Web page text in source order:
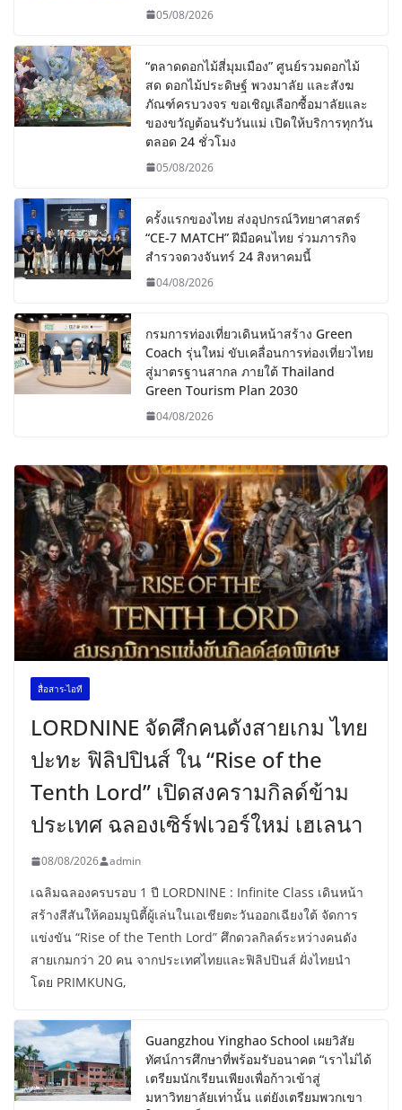
05/08/2026
“ตลาดดอกไม้สี่มุมเมือง” ศูนย์รวมดอกไม้
สด ดอกไม้ประดิษฐ์ พวงมาลัย และสังฆ
ภัณฑ์ครบวงจร ขอเชิญเลือกซื้อมาลัยและ
ของขวัญต้อนรับวันแม่ เปิดให้บริการทุกวัน
ตลอด 24 ชั่วโมง
05/08/2026
ครั้งแรกของไทย ส่งอุปกรณ์วิทยาศาสตร์
“CE-7 MATCH” ฝีมือคนไทย ร่วมภารกิจ
สำรวจดวงจันทร์ 24 สิงหาคมนี้
04/08/2026
กรมการท่องเที่ยวเดินหน้าสร้าง Green
Coach รุ่นใหม่ ขับเคลื่อนการท่องเที่ยวไทย
สู่มาตรฐานสากล ภายใต้ Thailand
Green Tourism Plan 2030
04/08/2026
สื่อสาร-ไอที
LORDNINE จัดศึกคนดังสายเกม ไทย
ปะทะ ฟิลิปปินส์ ใน “Rise of the
Tenth Lord” เปิดสงครามกิลด์ข้าม
ประเทศ ฉลองเซิร์ฟเวอร์ใหม่ เฮเลนา
08/08/2026 admin
เฉลิมฉลองครบรอบ 1 ปี LORDNINE : Infinite Class เดินหน้า
สร้างสีสันให้คอมมูนิตี้ผู้เล่นในเอเชียตะวันออกเฉียงใต้ จัดการ
แข่งขัน “Rise of the Tenth Lord” ศึกดวลกิลด์ระหว่างคนดัง
สายเกมกว่า 20 คน จากประเทศไทยและฟิลิปปินส์ ฝั่งไทยนำ
โดย PRIMKUNG,
Guangzhou Yinghao School เผยวิสัย
ทัศน์การศึกษาที่พร้อมรับอนาคต “เราไม่ได้
เตรียมนักเรียนเพียงเพื่อก้าวเข้าสู่
มหาวิทยาลัยเท่านั้น แต่ยังเตรียมพวกเขา